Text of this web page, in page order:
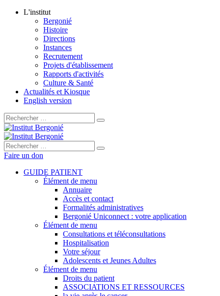
L'institut
Bergonié
Histoire
Directions
Instances
Recrutement
Projets d'établissement
Rapports d'activités
Culture & Santé
Actualités et Kiosque
English version
Rechercher :
Rechercher :
Faire un don
GUIDE PATIENT
Élément de menu
Annuaire
Accès et contact
Formalités administratives
Bergonié Uniconnect : votre application
Élément de menu
Consultations et téléconsultations
Hospitalisation
Votre séjour
Adolescents et Jeunes Adultes
Élément de menu
Droits du patient
ASSOCIATIONS ET RESSOURCES